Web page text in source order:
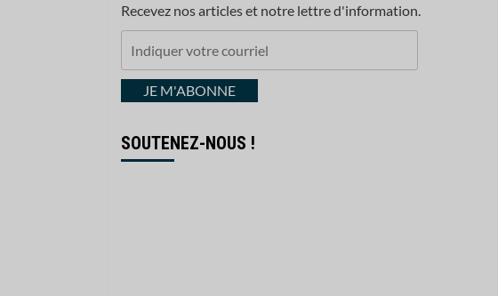
Recevez nos articles et notre lettre d'information.
courrielJE M'ABONNE
SOUTENEZ-NOUS !